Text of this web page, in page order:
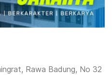
Rawa Badung, No 32